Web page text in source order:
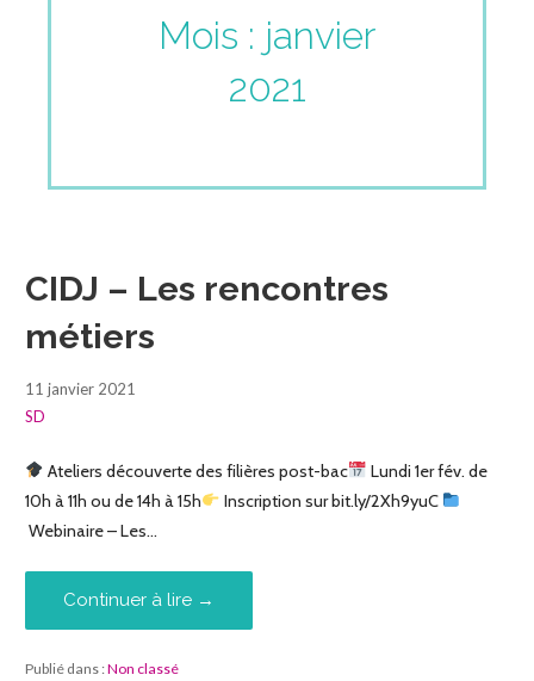
Mois : janvier
2021
CIDJ – Les rencontres
métiers
11 janvier 2021
SD
Ateliers découverte des filières post-bac
Lundi 1er fév. de
10h à 11h ou de 14h à 15h
Inscription sur bit.ly/2Xh9yuC
Webinaire – Les…
Continuer à lire →
Publié dans :Non classé